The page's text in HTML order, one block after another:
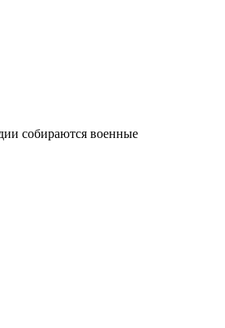
собираются военные